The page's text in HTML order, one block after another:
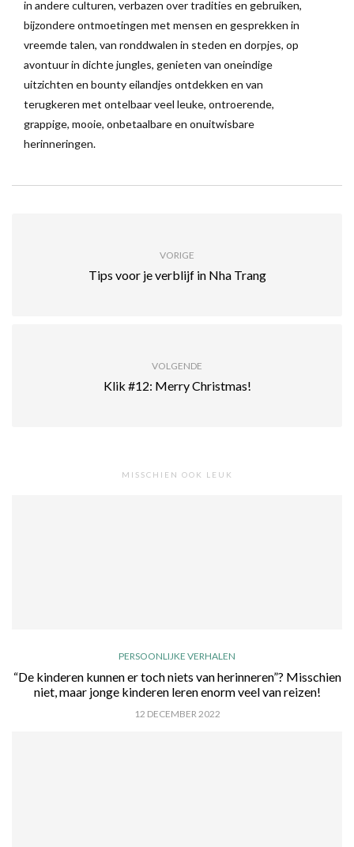
in andere culturen, verbazen over tradities en gebruiken,
bijzondere ontmoetingen met mensen en gesprekken in
vreemde talen, van ronddwalen in steden en dorpjes, op
avontuur in dichte jungles, genieten van oneindige
uitzichten en bounty eilandjes ontdekken en van
terugkeren met ontelbaar veel leuke, ontroerende,
grappige, mooie, onbetaalbare en onuitwisbare
herinneringen.
VORIGE
Tips voor je verblijf in Nha Trang
VOLGENDE
Klik #12: Merry Christmas!
MISSCHIEN OOK LEUK
PERSOONLIJKE VERHALEN
“De kinderen kunnen er toch niets van herinneren”? Misschien
niet, maar jonge kinderen leren enorm veel van reizen!
12 DECEMBER 2022